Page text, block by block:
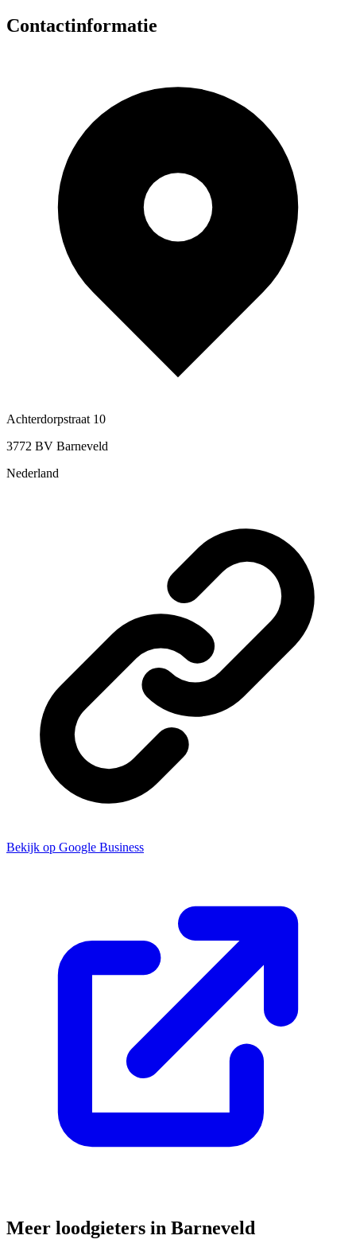
Contactinformatie
Achterdorpstraat 10
3772 BV Barneveld
Nederland
Bekijk op Google Business
Meer loodgieters in Barneveld